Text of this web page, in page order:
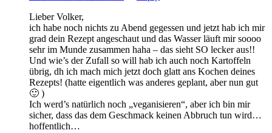
Lieber Volker,
ich habe noch nichts zu Abend gegessen und jetzt hab ich mir
grad dein Rezept angeschaut und das Wasser läuft mir soooo
sehr im Munde zusammen haha – das sieht SO lecker aus!!
Und wie’s der Zufall so will hab ich auch noch Kartoffeln
übrig, dh ich mach mich jetzt doch glatt ans Kochen deines
Rezepts! (hatte eigentlich was anderes geplant, aber nun gut
🙂 )
Ich werd’s natürlich noch „veganisieren“, aber ich bin mir
sicher, dass das dem Geschmack keinen Abbruch tun wird…
hoffentlich…